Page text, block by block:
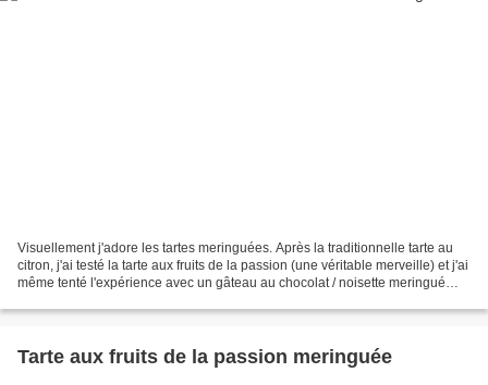
Visuellement j'adore les tartes meringuées. Après la traditionnelle tarte au
citron, j'ai testé la tarte aux fruits de la passion (une véritable merveille) et j'ai
même tenté l'expérience avec un gâteau au chocolat / noisette meringué
Tarte aux fruits de la passion meringuée